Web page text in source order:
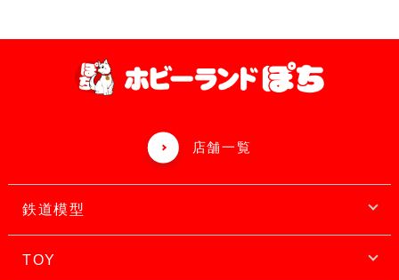
店舗一覧
鉄道模型
TOY